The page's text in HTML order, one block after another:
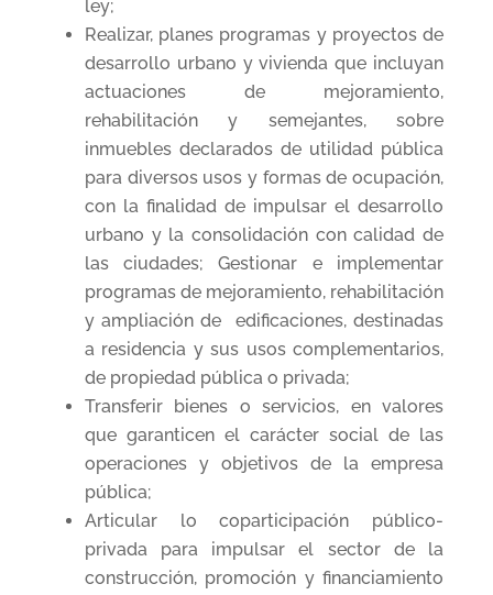
ley;
Realizar, planes programas y proyectos de
desarrollo urbano y vivienda que incluyan
actuaciones de mejoramiento,
rehabilitación y semejantes, sobre
inmuebles declarados de utilidad pública
para diversos usos y formas de ocupación,
con la finalidad de impulsar el desarrollo
urbano y la consolidación con calidad de
las ciudades; Gestionar e implementar
programas de mejoramiento, rehabilitación
y ampliación de edificaciones, destinadas
a residencia y sus usos complementarios,
de propiedad pública o privada;
Transferir bienes o servicios, en valores
que garanticen el carácter social de las
operaciones y objetivos de la empresa
pública;
Articular lo coparticipación público-
privada para impulsar el sector de la
construcción, promoción y financiamiento